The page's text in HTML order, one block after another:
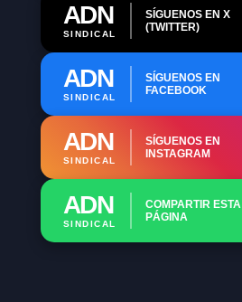
ADN
SINDICAL
SÍGUENOS EN X
(TWITTER)
ADN
SINDICAL
SÍGUENOS EN
FACEBOOK
ADN
SINDICAL
SÍGUENOS EN
INSTAGRAM
ADN
SINDICAL
COMPARTIR ESTA
PÁGINA